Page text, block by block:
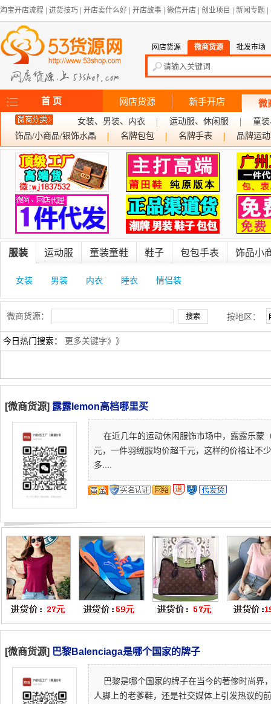
淘宝开店流程 进货技巧 开店卖什么好 开店故事 微信开店 创业项目 新闻专题
网店货源 微商货源 批发市场
首 页 网店货源 新手开店 微
女装、男装、内衣 运动服、休闲服
童
饰品/小商品/银饰水晶
名牌包包 名牌手表 品牌运
服装 运动服 童装童鞋 鞋子 包包手表 饰品小
女装 男装 内衣 睡衣 情侣装
微商货源： 按地区：
今日热门搜索： 更多关键字》》
[微商货源] 露露lemon高档哪里买
在近几年的运动休闲服饰市场中，露露乐蒙
元，一件羽绒服均价超千元，这样的价格让不
多....
[微商货源] 巴黎Balenciaga是哪个国家的牌子
巴黎是哪个国家的牌子在当今的著偧时尚界
人脚上的老爹鞋，还是社交媒体上引发热议的